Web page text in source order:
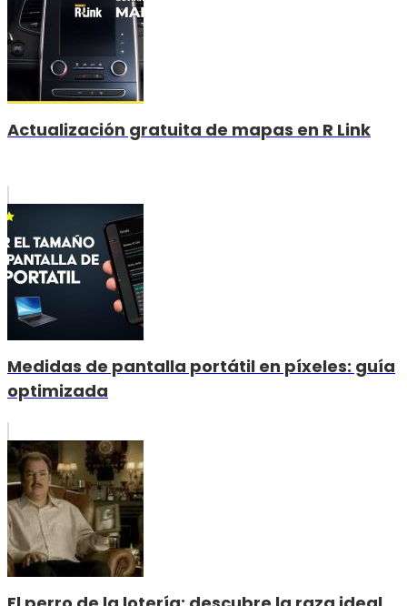
Actualización gratuita de mapas en R Link
Medidas de pantalla portátil en píxeles: guía
optimizada